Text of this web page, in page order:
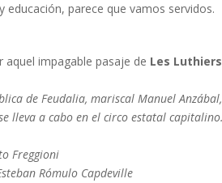
educación, parece que vamos servidos.
impagable pasaje de Les Luthiers
de Feudalia, mariscal Manuel
lleva a cabo en el circo estatal capitalino.
Freggioni
Rómulo Capdeville